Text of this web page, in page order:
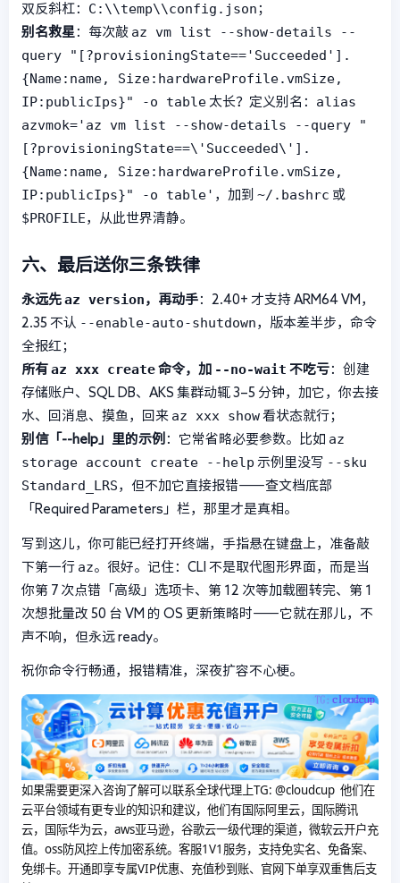
双反斜杠： C:\\temp\\config.json ；
别名救星 ：每次敲 az vm list --show-details --
query "[?provisioningState=='Succeeded'].
{Name:name, Size:hardwareProfile.vmSize,
IP:publicIps}" -o table 太长？定义别名： alias
azvmok='az vm list --show-details --query "
[?provisioningState==\'Succeeded\'].
{Name:name, Size:hardwareProfile.vmSize,
IP:publicIps}" -o table' ，加到 ~/.bashrc 或
$PROFILE ，从此世界清静。
六、最后送你三条铁律
永远先 az version ，再动手 ：2.40+ 才支持 ARM64 VM，
2.35 不认 --enable-auto-shutdown ，版本差半步，命令
全报红；
所有 az xxx create 命令，加 --no-wait 不吃亏 ：创建
存储账户、SQL DB、AKS 集群动辄 3–5 分钟，加它，你去接
水、回消息、摸鱼，回来 az xxx show 看状态就行；
别信「--help」里的示例 ：它常省略必要参数。比如 az
storage account create --help 示例里没写 --sku
Standard_LRS ，但不加它直接报错——查文档底部
「Required Parameters」栏，那里才是真相。
写到这儿，你可能已经打开终端，手指悬在键盘上，准备敲
下第一行 az。很好。记住：CLI 不是取代图形界面，而是当
你第 7 次点错「高级」选项卡、第 12 次等加载圈转完、第 1
次想批量改 50 台 VM 的 OS 更新策略时——它就在那儿，不
声不响，但永远 ready。
祝你命令行畅通，报错精准，深夜扩容不心梗。
如果需要更深入咨询了解可以联系全球代理上TG: @cloudcup 他们在
云平台领域有更专业的知识和建议，他们有国际阿里云，国际腾讯
云，国际华为云，aws亚马逊，谷歌云一级代理的渠道，微软云开户充
值。oss防风控上传加密系统。客服1V1服务，支持免实名、免备案、
免绑卡。开通即享专属VIP优惠、充值秒到账、官网下单享双重售后支